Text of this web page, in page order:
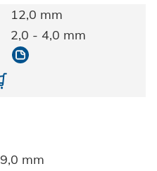
12,0 mm
2,0 - 4,0 mm
10865040400
9,0 mm